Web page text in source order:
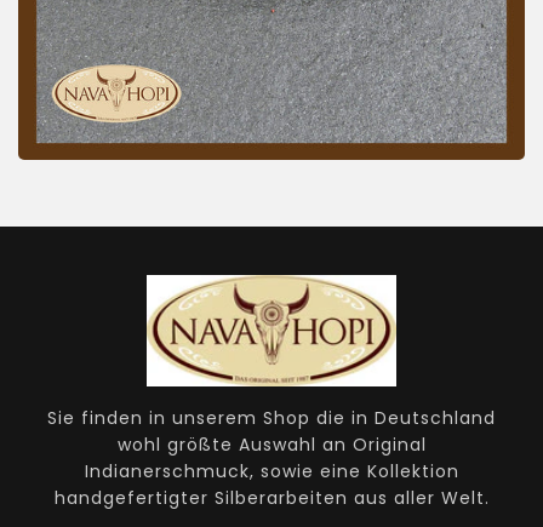
Sie finden in unserem Shop die in Deutschland
wohl größte Auswahl an Original
Indianerschmuck, sowie eine Kollektion
handgefertigter Silberarbeiten aus aller Welt.